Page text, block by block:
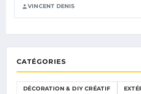
VINCENT DENIS
CATÉGORIES
DÉCORATION & DIY CRÉATIF